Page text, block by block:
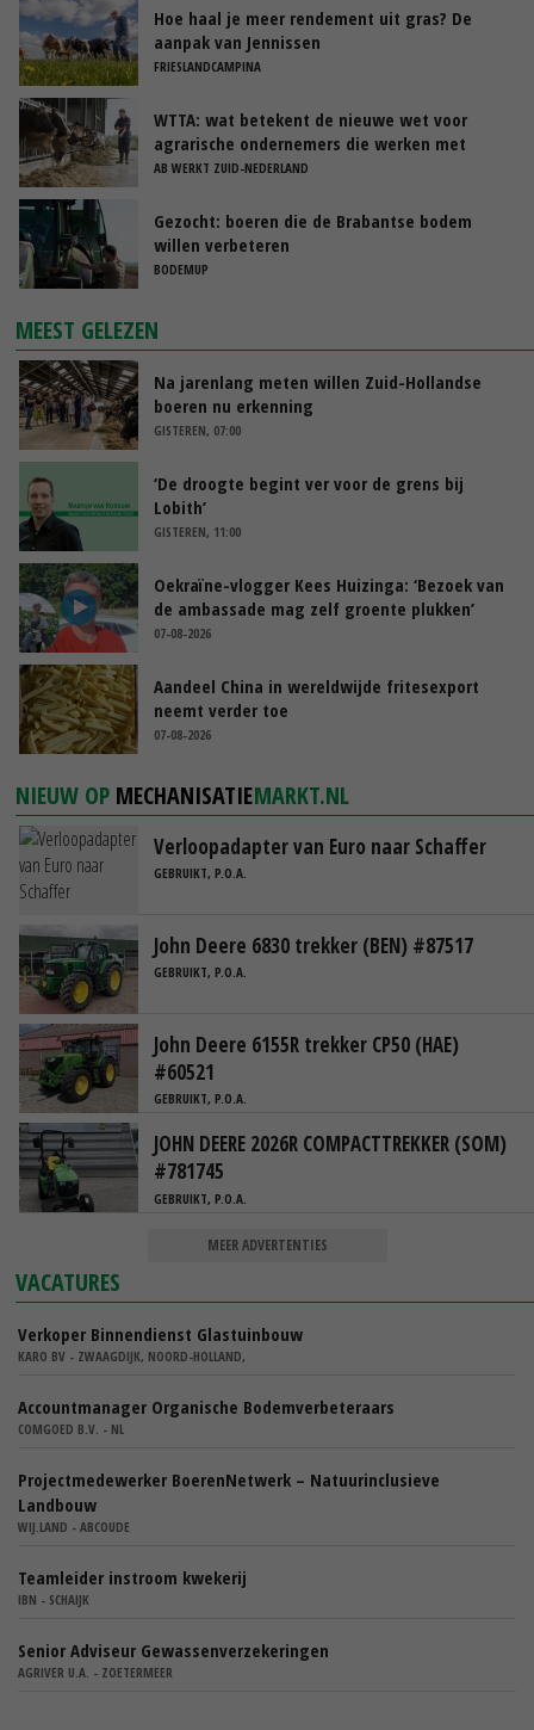
Hoe haal je meer rendement uit gras? De
aanpak van Jennissen
FRIESLANDCAMPINA
WTTA: wat betekent de nieuwe wet voor
agrarische ondernemers die werken met
uitzendkrachten?
AB WERKT ZUID-NEDERLAND
Gezocht: boeren die de Brabantse bodem
willen verbeteren
BODEMUP
MEEST GELEZEN
Na jarenlang meten willen Zuid-Hollandse
boeren nu erkenning
GISTEREN, 07:00
‘De droogte begint ver voor de grens bij
Lobith’
GISTEREN, 11:00
Oekraïne-vlogger Kees Huizinga: ‘Bezoek van
de ambassade mag zelf groente plukken’
07-08-2026
Aandeel China in wereldwijde fritesexport
neemt verder toe
07-08-2026
NIEUW OP MECHANISATIEMARKT.NL
Verloopadapter van Euro naar Schaffer
GEBRUIKT, P.O.A.
John Deere 6830 trekker (BEN) #87517
GEBRUIKT, P.O.A.
John Deere 6155R trekker CP50 (HAE)
#60521
GEBRUIKT, P.O.A.
JOHN DEERE 2026R COMPACTTREKKER (SOM)
#781745
GEBRUIKT, P.O.A.
MEER ADVERTENTIES
VACATURES
Verkoper Binnendienst Glastuinbouw
KARO BV - ZWAAGDIJK, NOORD-HOLLAND,
Accountmanager Organische Bodemverbeteraars
COMGOED B.V. - NL
Projectmedewerker BoerenNetwerk – Natuurinclusieve
Landbouw
WIJ.LAND - ABCOUDE
Teamleider instroom kwekerij
IBN - SCHAIJK
Senior Adviseur Gewassenverzekeringen
AGRIVER U.A. - ZOETERMEER